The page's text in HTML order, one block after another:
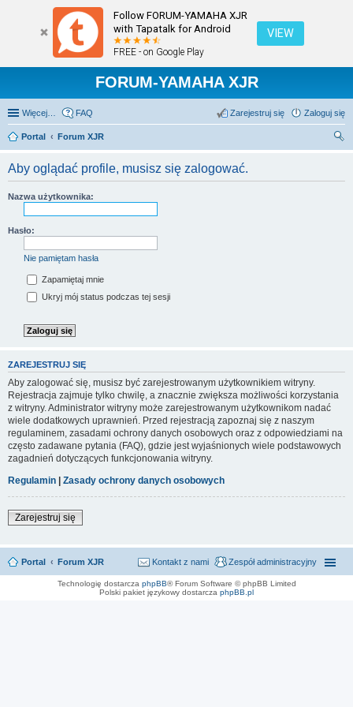
Follow FORUM-YAMAHA XJR
with Tapatalk for Android
FREE - on Google Play
VIEW
FORUM-YAMAHA XJR
Więcej… FAQ Zaloguj się
Zarejestruj się
Portal
Forum XJR
Aby oglądać profile, musisz się zalogować.
Nazwa użytkownika:
Hasło:
Nie pamiętam hasła
Zapamiętaj mnie
Ukryj mój status podczas tej sesji
ZAREJESTRUJ SIĘ
Aby zalogować się, musisz być zarejestrowanym użytkownikiem witryny.
Rejestracja zajmuje tylko chwilę, a znacznie zwiększa możliwości korzystania
z witryny. Administrator witryny może zarejestrowanym użytkownikom nadać
wiele dodatkowych uprawnień. Przed rejestracją zapoznaj się z naszym
regulaminem, zasadami ochrony danych osobowych oraz z odpowiedziami na
często zadawane pytania (FAQ), gdzie jest wyjaśnionych wiele podstawowych
zagadnień dotyczących funkcjonowania witryny.
Regulamin
Zasady ochrony danych osobowych
Zarejestruj się
Portal Forum XJR Zespół administracyjny
Kontakt z nami
Technologię dostarcza phpBB® Forum Software © phpBB Limited
Polski pakiet językowy dostarcza phpBB.pl